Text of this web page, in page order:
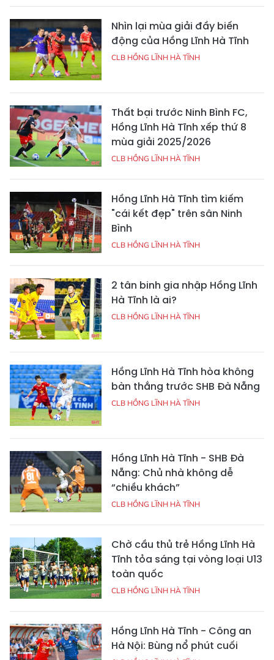
Nhìn lại mùa giải đầy biến
động của Hồng Lĩnh Hà Tĩnh
CLB HỒNG LĨNH HÀ TĨNH
Thất bại trước Ninh Bình FC,
Hồng Lĩnh Hà Tĩnh xếp thứ 8
mùa giải 2025/2026
CLB HỒNG LĨNH HÀ TĨNH
Hồng Lĩnh Hà Tĩnh tìm kiếm
"cái kết đẹp" trên sân Ninh
Bình
CLB HỒNG LĨNH HÀ TĨNH
2 tân binh gia nhập Hồng Lĩnh
Hà Tĩnh là ai?
CLB HỒNG LĨNH HÀ TĨNH
Hồng Lĩnh Hà Tĩnh hòa không
bàn thắng trước SHB Đà Nẵng
CLB HỒNG LĨNH HÀ TĨNH
Hồng Lĩnh Hà Tĩnh - SHB Đà
Nẵng: Chủ nhà không dễ
“chiều khách”
CLB HỒNG LĨNH HÀ TĨNH
Chờ cầu thủ trẻ Hồng Lĩnh Hà
Tĩnh tỏa sáng tại vòng loại U13
toàn quốc
CLB HỒNG LĨNH HÀ TĨNH
Hồng Lĩnh Hà Tĩnh - Công an
Hà Nội: Bùng nổ phút cuối